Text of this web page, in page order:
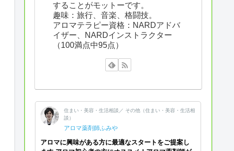
することがモットーです。
趣味：旅行、音楽、格闘技。
アロマテラピー資格：NARDアドバ
イザー、NARDインストラクター
（100満点中95点）